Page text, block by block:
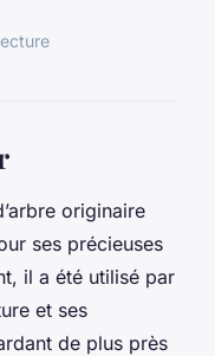
originaire
ses précieuses
il a été utilisé par
et ses
de plus près